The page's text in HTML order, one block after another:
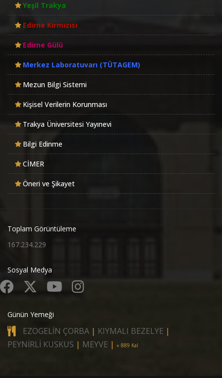
Yeşil Trakya
Edirne Kırmızısı
Edirne Gülü
Merkez Laboratuvarı (TÜTAGEM)
Mezun Bilgi Sistemi
Kişisel Verilerin Korunması
Trakya Üniversitesi Yayınevi
Bilgi Edinme
CİMER
Öneri ve Şikayet
Toplam Görüntüleme
167.234.229
Sosyal Medya
Günün Yemeği
EZOGELİN ÇORBA | KIYMALI BEZELYE |
PEYNİRLİ KUSKUS | MEYVE | » 889 Kal